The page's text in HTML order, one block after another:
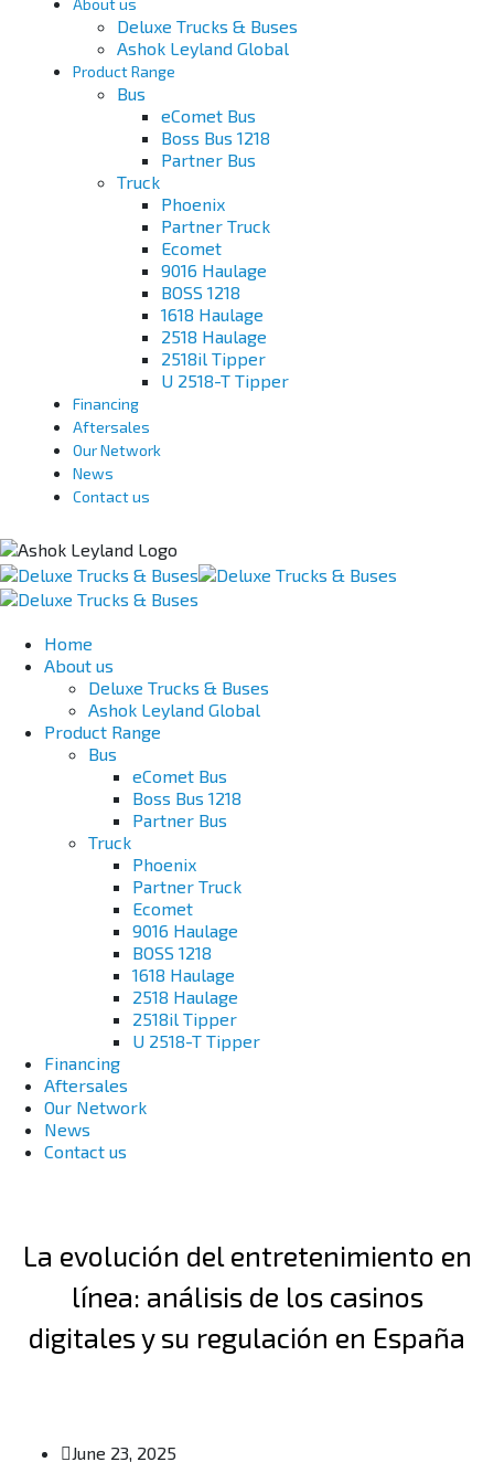
About us
Deluxe Trucks & Buses
Ashok Leyland Global
Product Range
Bus
eComet Bus
Boss Bus 1218
Partner Bus
Truck
Phoenix
Partner Truck
Ecomet
9016 Haulage
BOSS 1218
1618 Haulage
2518 Haulage
2518il Tipper
U 2518-T Tipper
Financing
Aftersales
Our Network
News
Contact us
Home
About us
Deluxe Trucks & Buses
Ashok Leyland Global
Product Range
Bus
eComet Bus
Boss Bus 1218
Partner Bus
Truck
Phoenix
Partner Truck
Ecomet
9016 Haulage
BOSS 1218
1618 Haulage
2518 Haulage
2518il Tipper
U 2518-T Tipper
Financing
Aftersales
Our Network
News
Contact us
La evolución del entretenimiento en
línea: análisis de los casinos
digitales y su regulación en España
June 23, 2025